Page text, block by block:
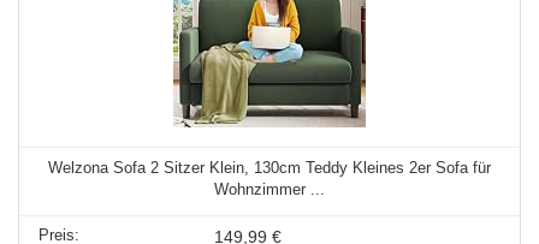
Welzona Sofa 2 Sitzer Klein, 130cm Teddy Kleines 2er Sofa für
Wohnzimmer ...
149,99 €